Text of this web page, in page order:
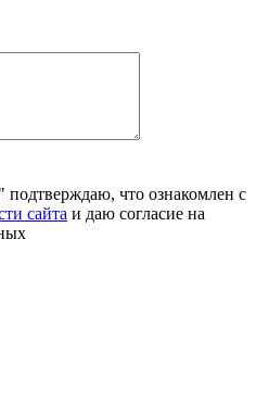
что ознакомлен с
сайта и даю согласие на